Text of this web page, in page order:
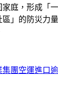
庭，形成「
」的防災力
集團空運進口